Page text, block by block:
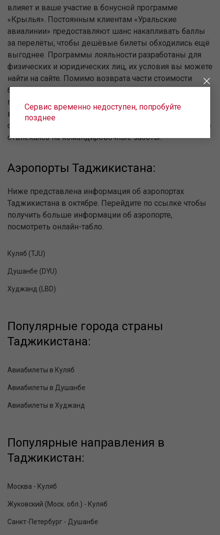
влияет и ваше участие в бонусной программе
«Крылья». Постоянным клиентам «Уральские
авиалинии» предоставляют шанс накапливать баллы
за перелёты, чтобы дешёвые билеты обходились ещё
выгоднее. Программы лояльности разработаны для
физических и юридических лиц, их условия вы можете
найти на сайте. Помимо возврата части стоимости
баллами, юридическим лицам авиакомпания
предлагает переложить на её плечи урегулирование
визовых и страховых вопросов. Трансфер, отель,
страховка — наслаждайтесь пребыванием в городе, не
отвлекаясь на командировочные заботы.
Аэропорты Таджикистана:
Ниже представлена информация об аэропортах
Таджикистана в октябре. Перейдите по ссылке чтобы
получить больше информации об аэропорте,
посмотреть онлайн-табло.
Куляб (TJU)
Душанбе (DYU)
Худжанд (LBD)
Популярные города страны
Таджикистана:
Авиабилеты в Куляб
Авиабилеты в Душанбе
Авиабилеты в Худжанд
Популярные направления в
Таджикистан:
Москва - Куляб
Жуковский (Моск. обл.) - Куляб
Санкт-Петербург - Душанбе
Сервис временно недоступен, попробуйте
позднее